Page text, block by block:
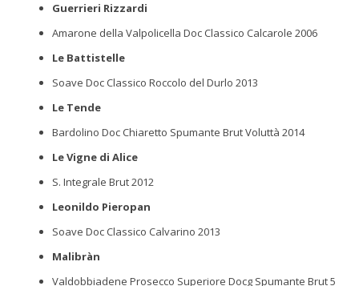
Guerrieri Rizzardi
Amarone della Valpolicella Doc Classico Calcarole 2006
Le Battistelle
Soave Doc Classico Roccolo del Durlo 2013
Le Tende
Bardolino Doc Chiaretto Spumante Brut Voluttà 2014
Le Vigne di Alice
S. Integrale Brut 2012
Leonildo Pieropan
Soave Doc Classico Calvarino 2013
Malibràn
Valdobbiadene Prosecco Superiore Docg Spumante Brut 5